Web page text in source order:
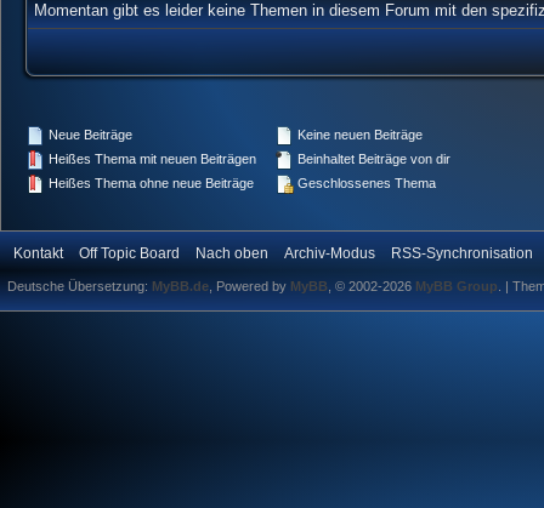
Momentan gibt es leider keine Themen in diesem Forum mit den
Neue Beiträge
Heißes Thema mit neuen Beiträgen
Heißes Thema ohne neue Beiträge
Keine neuen Beiträge
Beinhaltet Beiträge von dir
Geschlossenes Thema
Kontakt Off Topic Board Nach oben Archiv-Modus RSS-Synchronisation
Deutsche Übersetzung: MyBB.de , Powered by MyBB , © 2002-2026 MyBB Group |